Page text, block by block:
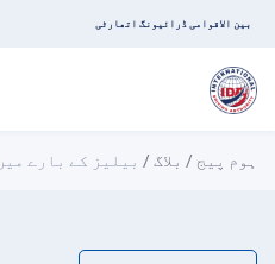
بین الاقوامی ڈرائیونگ اتھارٹی
ہوم پیج / بلاگ/ بیلیز کے بارے میں 10 دلچسپ حقائق